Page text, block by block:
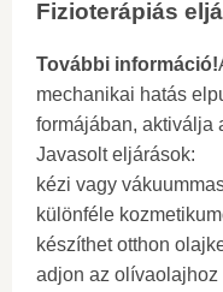
Fizioterápiás
További információ!
​​mechanikai hatás
formájában, aktiválja
Javasolt eljárások:
kézi vagy
különféle
készíthet otthon
adjon az